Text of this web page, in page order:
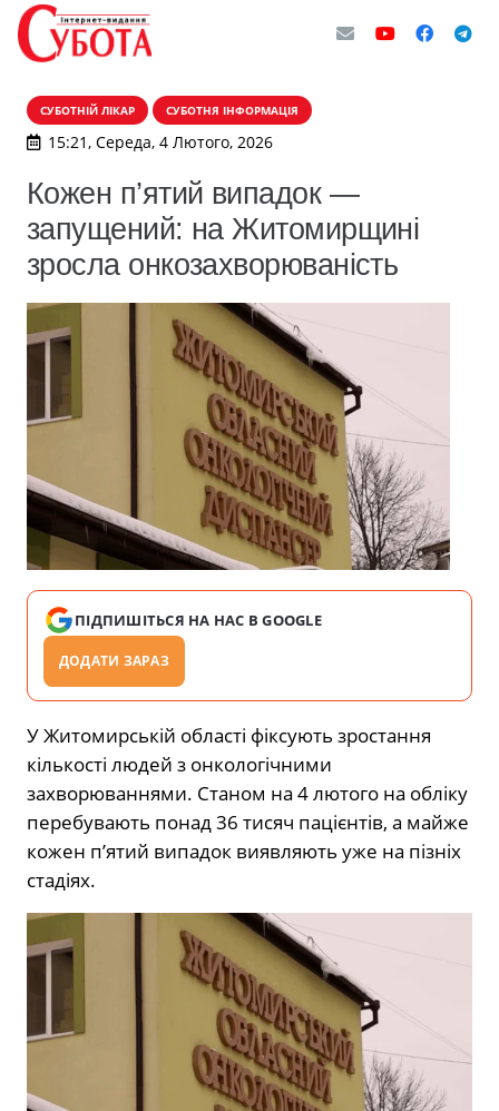
СУБОТНІЙ ЛІКАР СУБОТНЯ ІНФОРМАЦІЯ
15:21, Середа, 4 Лютого, 2026
Кожен п’ятий випадок —
запущений: на Житомирщині
зросла онкозахворюваність
ПІДПИШІТЬСЯ НА НАС В GOOGLE
ДОДАТИ ЗАРАЗ
У Житомирській області фіксують зростання
кількості людей з онкологічними
захворюваннями. Станом на 4 лютого на обліку
перебувають понад 36 тисяч пацієнтів, а майже
кожен п’ятий випадок виявляють уже на пізніх
стадіях.